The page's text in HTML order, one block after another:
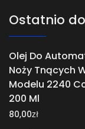
Ostatnio
Olej Do
Noży Tnących
Modelu 2240
200 Ml
80,00zł